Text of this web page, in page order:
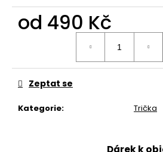
od 490 Kč
Kategorie: Trička
Zeptat se
Dárek k
METAL
500
Kč